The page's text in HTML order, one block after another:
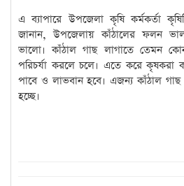
এ ব্যাপারে উপজেলা কৃষি কর্মকর্তা
জানান, উপজেলায় কাঁঠালের ফলন
ভালো। কাঁঠাল গাছ লাগাতে তেমন
পরিচর্যা করলে চলে। এতে করে কৃষকরা
পাবে ও লাভবান হবে। এজন্য কাঁঠাল গাছ
হচ্ছে।